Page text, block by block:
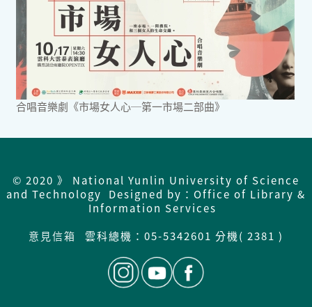
合唱音樂劇《市場女人心─第一市場二部曲》
© 2020 》 National Yunlin University of Science
and Technology Designed by：Office of Library &
Information Services
意見信箱
雲科總機： 05-5342601 分機( 2381 )